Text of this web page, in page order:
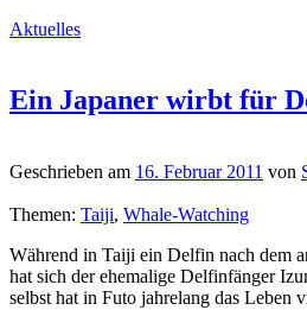
Aktuelles
Ein Japaner wirbt für
Geschrieben am 16. Februar 2011 von
Themen: Taiji, Whale-Watching
Während in Taiji ein Delfin nach dem
hat sich der ehemalige Delfinfänger
selbst hat in Futo jahrelang das